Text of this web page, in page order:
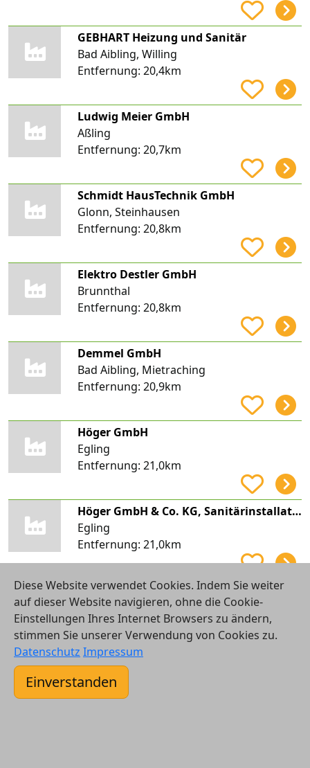
GEBHART Heizung und Sanitär
Bad Aibling, Willing
Entfernung: 20,4km
Ludwig Meier GmbH
Aßling
Entfernung: 20,7km
Schmidt HausTechnik GmbH
Glonn, Steinhausen
Entfernung: 20,8km
Elektro Destler GmbH
Brunnthal
Entfernung: 20,8km
Demmel GmbH
Bad Aibling, Mietraching
Entfernung: 20,9km
Höger GmbH
Egling
Entfernung: 21,0km
Höger GmbH & Co. KG, Sanitärinstallation und Heizungsbau
Egling
Entfernung: 21,0km
Elektro Gschwendt GmbH
Geretsried, Gartenberg
Entfernung:21,0km
Geretsried, Gartenberg
Entfernung:
Diese Website verwendet Cookies. Indem Sie weiter
auf dieser Website navigieren, ohne die Cookie-
Einstellungen Ihres Internet Browsers zu ändern,
stimmen Sie unserer Verwendung von Cookies zu.
Datenschutz Impressum
Einverstanden